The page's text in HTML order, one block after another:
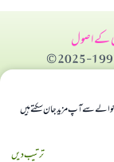
کے اصول
سے آپ مزید جان سکتے ہیں
ترتیب دیں